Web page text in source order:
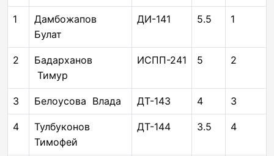
1
Дамбожапов
Булат
ДИ-141 5.5 1
2
Бадарханов
Тимур
ИСПП-241 5 2
3 Белоусова Влада ДТ-143 4 3
4
Тулбуконов
Тимофей
ДТ-144 3.5 4